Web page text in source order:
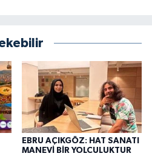
EBRU AÇIKGÖZ: HAT SANATI
MANEVİ BİR YOLCULUKTUR